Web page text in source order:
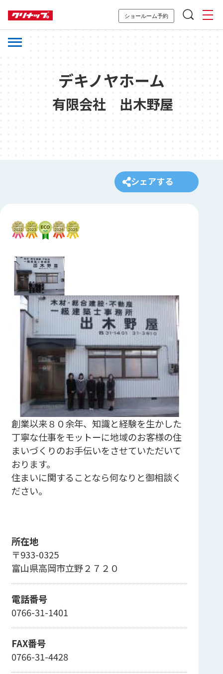
ショールーム予約
デキノヤホーム
有限会社 出木野屋
シェアする
創業以来８０余年、知識と経験を生かした
丁寧な仕事をモットーに地域のお客様の住
まいづくりのお手伝いをさせていただいて
おります。
住まいに関することなら何なりと御相談く
ださい。
所在地
〒933-0325
富山県高岡市立野２７２０
電話番号
0766-31-1401
FAX番号
0766-31-4428